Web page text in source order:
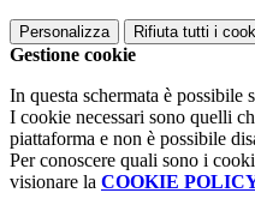
Personalizza Rifiuta tutti i
Gestione cookie
In questa schermata è possibile
I cookie necessari sono quelli
piattaforma e non è possibile
Per conoscere quali sono i
visionare la COOKIE